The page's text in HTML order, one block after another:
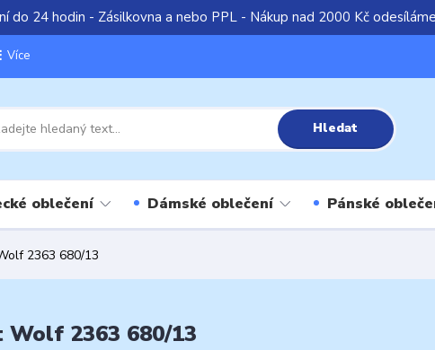
do 24 hodin - Zásilkovna a nebo PPL - Nákup nad 2000 Kč
Více
Hledat
oblečení Dámské oblečení Pánské
2363 680/13
2363 680/13